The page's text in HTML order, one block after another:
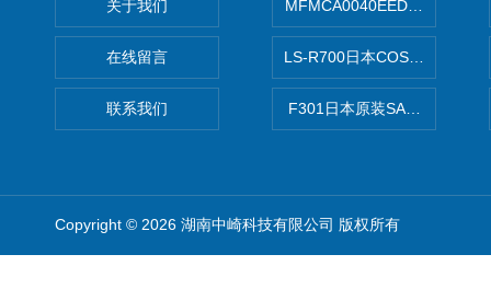
关于我们
在线留言
联系我们
MFMCA0040EED-H日本
LS-R700日本COSMO科斯莫
F301日本原装SANAI三爱旋
Copyright © 2026 湖南中崎科技有限公司 版权所有